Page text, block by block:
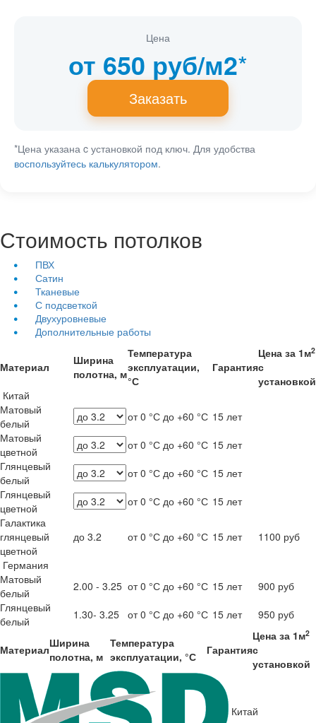
Цена
от 650 руб/м2*
Заказать
*Цена указана c установкой под ключ. Для удобства
воспользуйтесь калькулятором.
Стоимость потолков
ПВХ
Сатин
Тканевые
С подсветкой
Двухуровневые
Дополнительные работы
Материал
Ширина
полотна, м
Температура
эксплуатации,
°С
Гарантия
Цена за 1м2
с
установкой
Китай
Матовый
белый
от 0 °С до +60 °С 15 лет
Матовый
цветной
от 0 °С до +60 °С 15 лет
Глянцевый
белый
от 0 °С до +60 °С 15 лет
Глянцевый
цветной
от 0 °С до +60 °С 15 лет
Галактика
глянцевый
цветной
до 3.2 от 0 °С до +60 °С 15 лет
1100 руб
Германия
Матовый
белый
2.00 - 3.25 от 0 °С до +60 °С 15 лет
900 руб
Глянцевый
белый
1.30- 3.25 от 0 °С до +60 °С 15 лет 950 руб
МатериалШирина
полотна, м
Температура
эксплуатации, °С
Гарантия
Цена за 1м2
с
установкой
Китай